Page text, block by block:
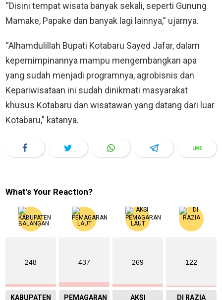
“Disini tempat wisata banyak sekali, seperti Gunung
Mamake, Papake dan banyak lagi lainnya,” ujarnya.
“Alhamdulillah Bupati Kotabaru Sayed Jafar, dalam
kepemimpinannya mampu mengembangkan apa
yang sudah menjadi programnya, agrobisnis dan
Kepariwisataan ini sudah dinikmati masyarakat
khusus Kotabaru dan wisatawan yang datang dari luar
Kotabaru,” katanya.
What's Your Reaction?
248
KABUPATEN
437
PEMAGARAN
269
AKSI
122
DI RAZIA